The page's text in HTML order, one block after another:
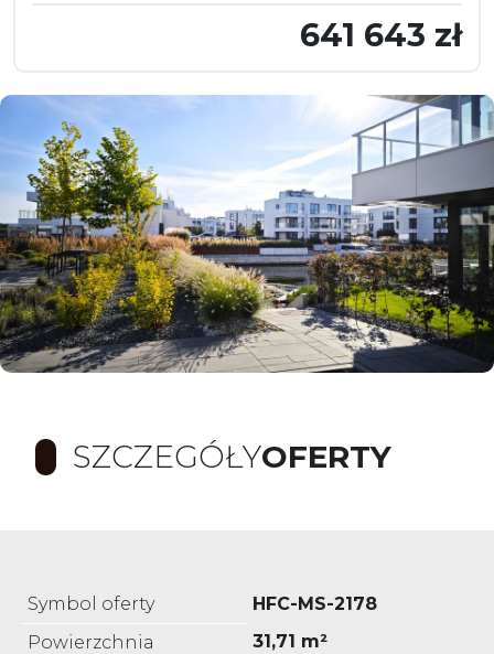
641 643 zł
SZCZEGÓŁYOFERTY
Symbol oferty
HFC-MS-2178
Powierzchnia
31,71 m²